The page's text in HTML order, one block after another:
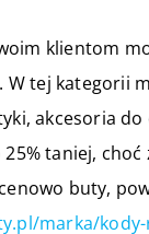
klientom
tej kategorii
akcesoria
taniej,
buty,
marka/